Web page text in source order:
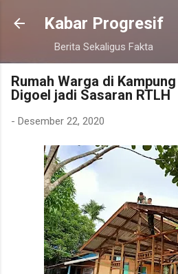
Langsung ke
Kabar Progresif
Berita Sekaligus Fakta
Rumah Warga di
Digoel jadi Sasaran RTLH
- Desember 22, 2020